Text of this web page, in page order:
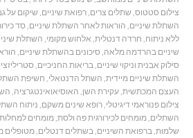
צילום סטטוס, שתלים צרים,רפואת שיניים,שיקום על
השתלת שיניים, הוראות לאחר השתלת שיניים, סד
ללא ניתוח, חרדה דנטלית, אלחוש מקומי, השתלת
שיניים בהרדמה מלאה, סיכונים בהשתלת שיניים,
סילוק אבנית וניקוי שיניים,בריאות החניכיים,
השתלת שיניים מיידית, השתל הדנטאלי, חשיפת
העצם המכתשית,עקירת השן, האוסיאואינטגרציה,
צילום פנוראמי דיגיטלי,רופא שינים משקם, ניתוח
השתלים,מומחים לכירורגית פה ולסת,מומחים למחלות
שלמות,ברפואת השיניים,בשתלים דנטלים,מטופלים